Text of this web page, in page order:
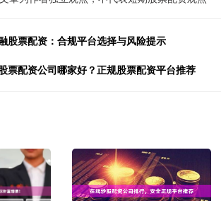
股票配资：合规平台选择与风险提示
票配资公司哪家好？正规股票配资平台推荐